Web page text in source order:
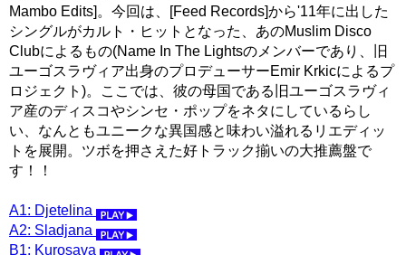
Mambo Edits]。今回は、[Feed Records]から'11年に出した
シングルがカルト・ヒットとなった、あのMuslim Disco
Clubによるもの(Name In The Lightsのメンバーであり、旧
ユーゴスラヴィア出身のプロデューサーEmir Krkicによるプ
ロジェクト)。ここでは、彼の母国である旧ユーゴスラヴィ
ア産のディスコやシンセ・ポップをネタにしているらし
い、なんともユニークな異国感と味わい溢れるリエディッ
トを展開。ツボを押さえた好トラック揃いの大推薦盤で
す！！
A1: Djetelina
A2: Sladjana
B1: Kurosava